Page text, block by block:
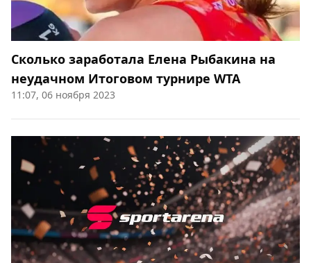
Сколько заработала Елена Рыбакина на
неудачном Итоговом турнире WTA
11:07, 06 ноября 2023